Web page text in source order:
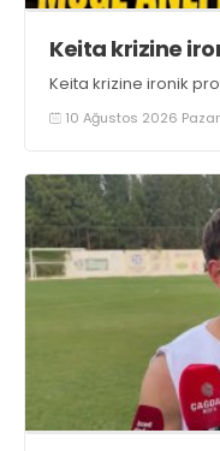
Keita krizine
Keita krizine ironik
10 Ağustos 2026